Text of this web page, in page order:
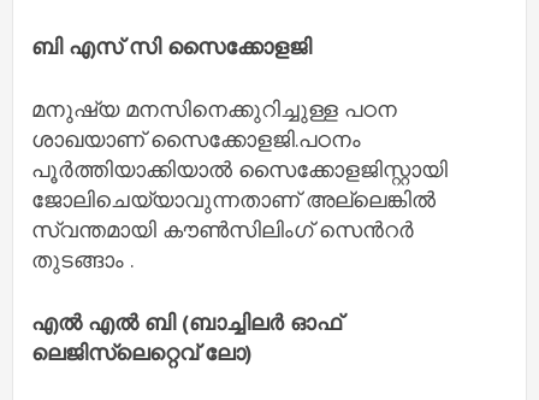
ബി എസ് സി സൈക്കോളജി
മനുഷ്യ മനസിനെക്കുറിച്ചുള്ള പഠന
ശാഖയാണ് സൈക്കോളജി.പഠനം
പൂർത്തിയാക്കിയാൽ സൈക്കോളജിസ്റ്റായി
ജോലിചെയ്യാവുന്നതാണ് അല്ലെങ്കിൽ
സ്വന്തമായി കൗൺസിലിംഗ് സെൻറർ
തുടങ്ങാം .
എൽ എൽ ബി (ബാച്ചിലർ ഓഫ്
ലെജിസ്ലെറ്റെവ് ലോ)